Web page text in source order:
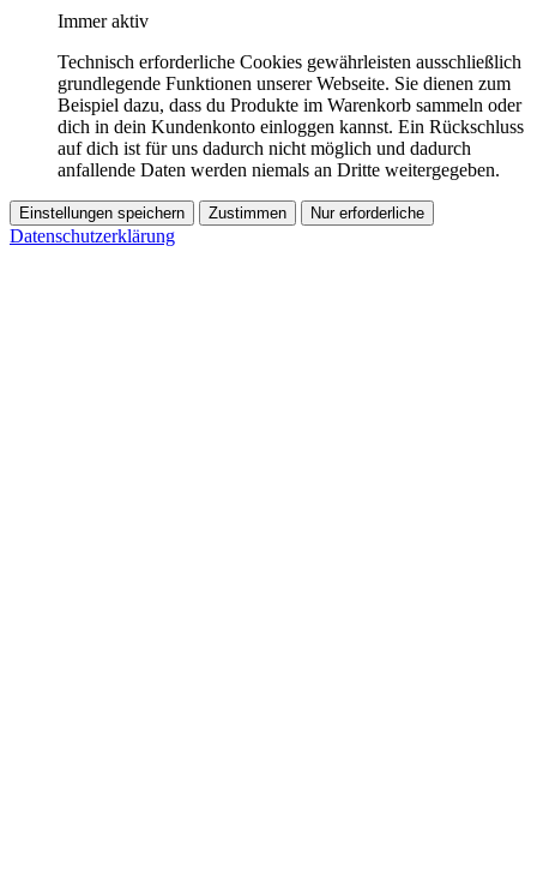
Immer aktiv
Technisch erforderliche Cookies gewährleisten ausschließlich
grundlegende Funktionen unserer Webseite. Sie dienen zum
Beispiel dazu, dass du Produkte im Warenkorb sammeln oder
dich in dein Kundenkonto einloggen kannst. Ein Rückschluss
auf dich ist für uns dadurch nicht möglich und dadurch
anfallende Daten werden niemals an Dritte weitergegeben.
Einstellungen speichern Zustimmen Nur erforderliche
Datenschutzerklärung